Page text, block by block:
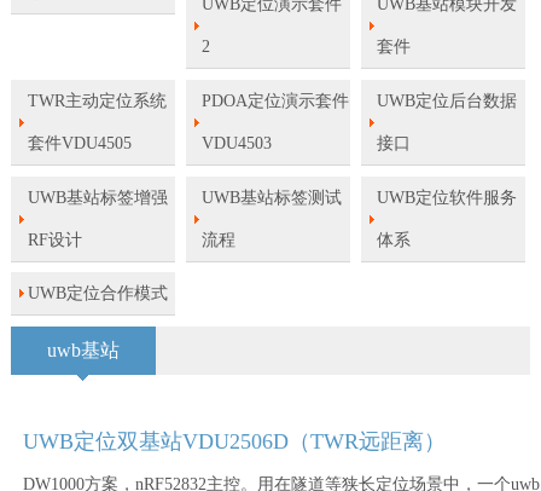
UWB定位演示套件
2
UWB基站模块开发
套件
TWR主动定位系统
套件VDU4505
PDOA定位演示套件
VDU4503
UWB定位后台数据
接口
UWB基站标签增强
RF设计
UWB基站标签测试
流程
UWB定位软件服务
体系
UWB定位合作模式
uwb基站
UWB定位双基站VDU2506D（TWR远距离）
DW1000方案，nRF52832主控。用在隧道等狭长定位场景中，一个uwb